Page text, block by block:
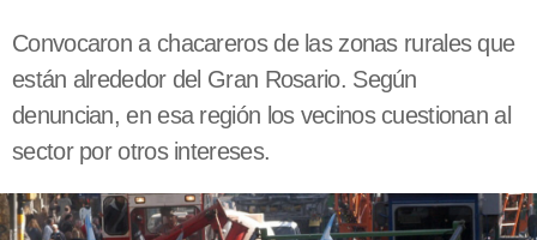
Convocaron a chacareros de las zonas rurales que
están alrededor del Gran Rosario. Según
denuncian, en esa región los vecinos cuestionan al
sector por otros intereses.